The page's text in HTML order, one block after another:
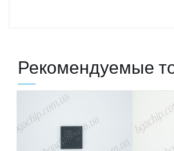
Рекомендуемые